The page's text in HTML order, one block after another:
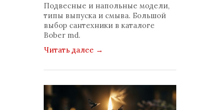
Подвесные и напольные модели,
типы выпуска и смыва. Большой
выбор сантехники в каталоге
Bober md.
Читать далее →